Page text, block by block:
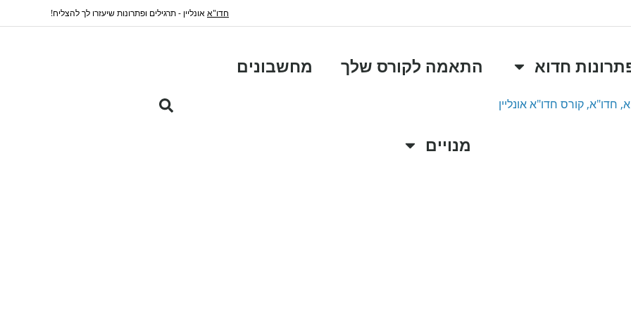
חדו"אאונליין - תרגילים ופתרונות שיעזרו לך להצליח!
חדוא התאמה לקורס שלך מחשבונים
מנויים